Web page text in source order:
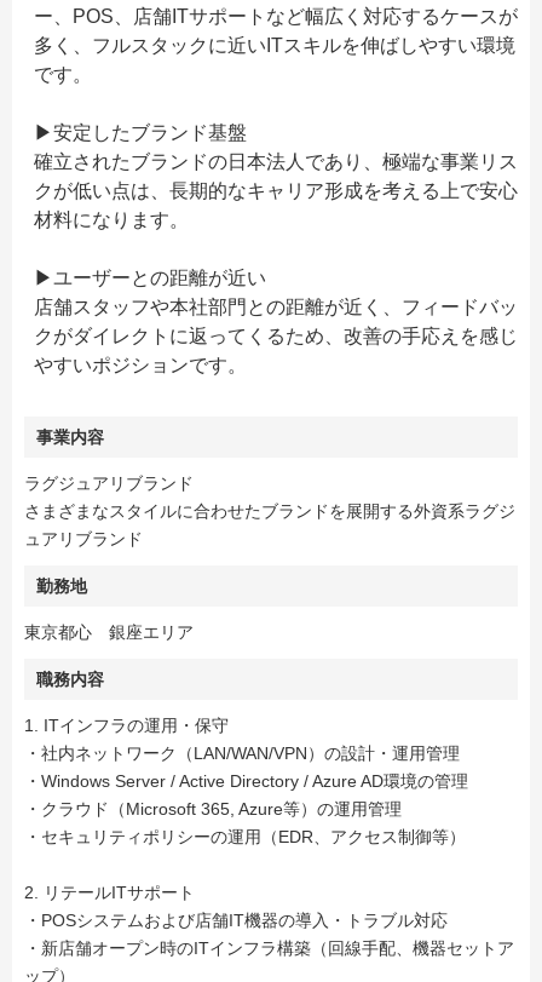
ー、POS、店舗ITサポートなど幅広く対応するケースが
多く、フルスタックに近いITスキルを伸ばしやすい環境
です。
▶安定したブランド基盤
確立されたブランドの日本法人であり、極端な事業リス
クが低い点は、長期的なキャリア形成を考える上で安心
材料になります。
▶ユーザーとの距離が近い
店舗スタッフや本社部門との距離が近く、フィードバッ
クがダイレクトに返ってくるため、改善の手応えを感じ
やすいポジションです。
事業内容
ラグジュアリブランド
さまざまなスタイルに合わせたブランドを展開する外資系ラグジ
ュアリブランド
勤務地
東京都心 銀座エリア
職務内容
1. ITインフラの運用・保守
・社内ネットワーク（LAN/WAN/VPN）の設計・運用管理
・Windows Server / Active Directory / Azure AD環境の管理
・クラウド（Microsoft 365, Azure等）の運用管理
・セキュリティポリシーの運用（EDR、アクセス制御等）
2. リテールITサポート
・POSシステムおよび店舗IT機器の導入・トラブル対応
・新店舗オープン時のITインフラ構築（回線手配、機器セットア
ップ）